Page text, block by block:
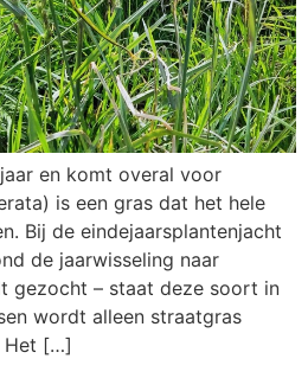
en komt overal voor
is een gras dat het hele
Bij de eindejaarsplantenjacht
de jaarwisseling naar
gezocht – staat deze soort in
wordt alleen straatgras
Het […]